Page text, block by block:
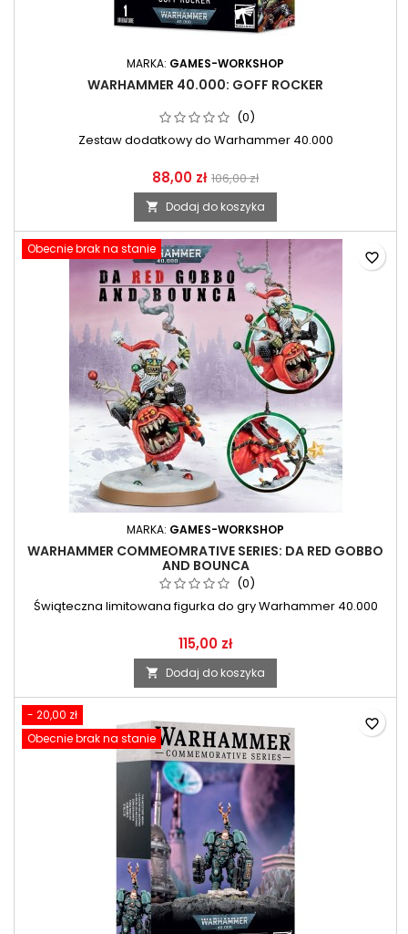
MARKA: GAMES-WORKSHOP
WARHAMMER 40.000: GOFF ROCKER
(0)
Zestaw dodatkowy do Warhammer 40.000
88,00 zł 106,00 zł
 Dodaj do koszyka
Obecnie brak na stanie
MARKA: GAMES-WORKSHOP
WARHAMMER COMMEOMRATIVE SERIES: DA RED GOBBO
AND BOUNCA
(0)
Świąteczna limitowana figurka do gry Warhammer 40.000
115,00 zł
 Dodaj do koszyka
favorite_border
- 20,00 zł
Obecnie brak na stanie
favorite_border